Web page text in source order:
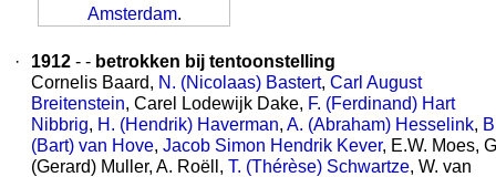
Amsterdam.
· 1912 - - betrokken bij tentoonstelling
Cornelis Baard, N. (Nicolaas) Bastert, Carl August
Breitenstein, Carel Lodewijk Dake, F. (Ferdinand) Hart
Nibbrig, H. (Hendrik) Haverman, A. (Abraham) Hesselink,
(Bart) van Hove, Jacob Simon Hendrik Kever, E.W. Moes,
(Gerard) Muller, A. Roëll, T. (Thérèse) Schwartze, W. van